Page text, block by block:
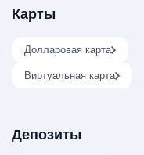
Карты
Долларовая карта
Виртуальная карта
Депозиты